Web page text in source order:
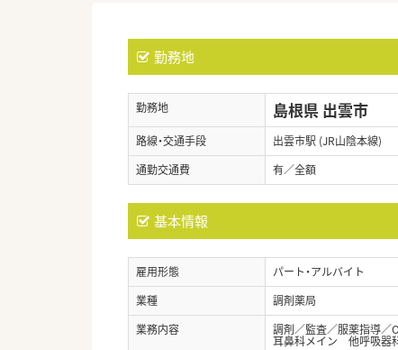
勤務地
勤務地 島根県 出雲市
路線・交通手段
出雲市駅 (JR山陰本線)
通勤交通費
有／全額
基本情報
雇用形態
パート・アルバイト
業種
調剤薬局
業務内容
調剤／監査／服薬指導／
耳鼻科メイン 他呼吸器科